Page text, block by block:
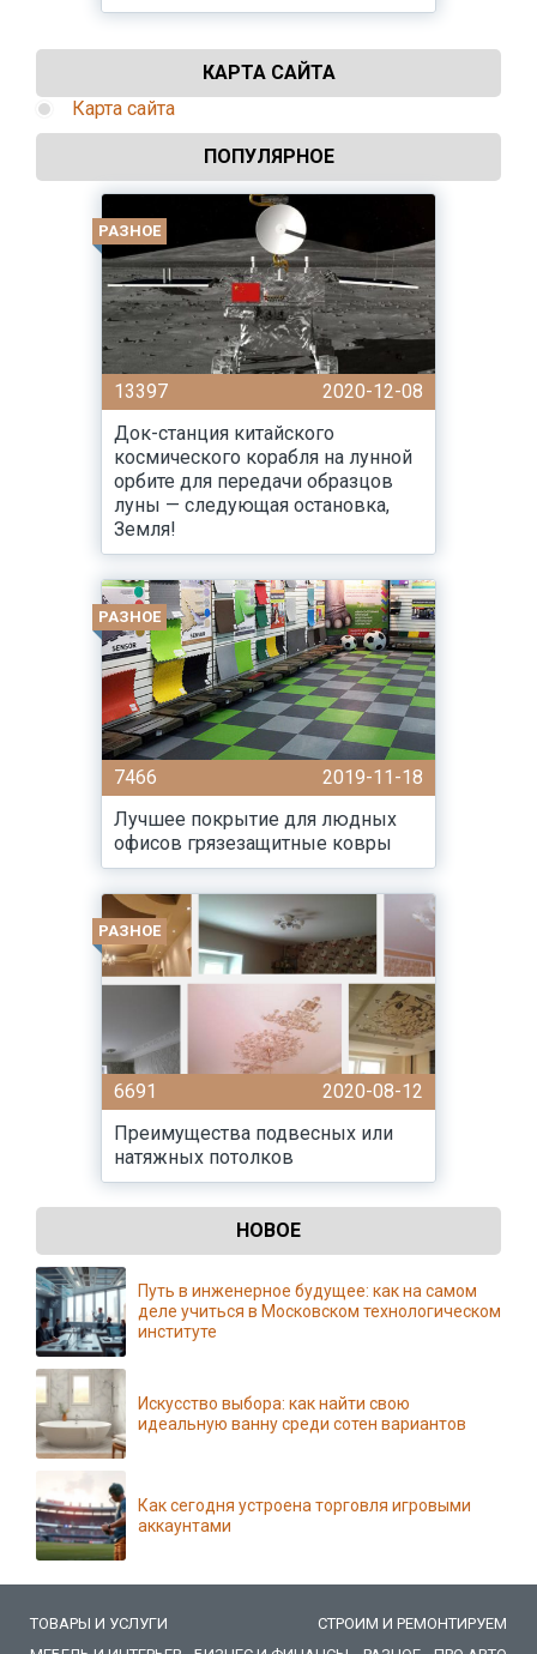
КАРТА САЙТА
Карта сайта
ПОПУЛЯРНОЕ
РАЗНОЕ
13397
2020-12-08
Док-станция китайского
космического корабля на лунной
орбите для передачи образцов
луны — следующая остановка,
Земля!
РАЗНОЕ
7466
2019-11-18
Лучшее покрытие для людных
офисов грязезащитные ковры
РАЗНОЕ
6691
2020-08-12
Преимущества подвесных или
натяжных потолков
НОВОЕ
Путь в инженерное будущее: как на самом
деле учиться в Московском технологическом
институте
Искусство выбора: как найти свою
идеальную ванну среди сотен вариантов
Как сегодня устроена торговля игровыми
аккаунтами
ТОВАРЫ И УСЛУГИ
СТРОИМ И РЕМОНТИРУЕМ